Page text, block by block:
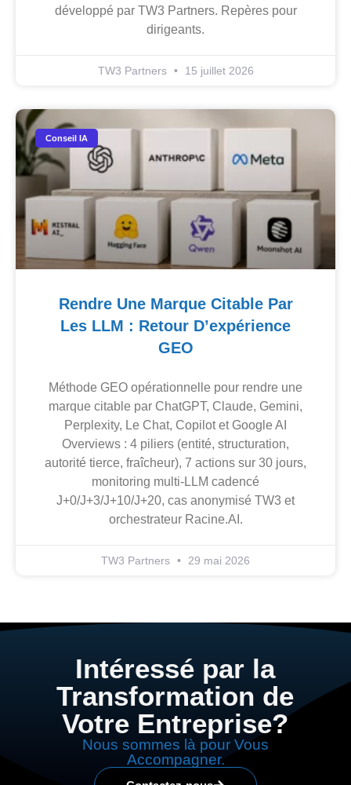
développé par TW3 Partners. Repères pour
dirigeants.
TW3 Partners 15 juillet 2026
Conseil IA
Rendre Une Marque Citable Par
Les LLM : Retour D’expérience
GEO
Méthode GEO opérationnelle pour rendre une
marque citable par ChatGPT, Claude, Gemini,
Perplexity, Le Chat, Copilot et Google AI
Overviews : 4 piliers (entité, structuration,
autorité tierce, fraîcheur), 7 actions sur 30 jours,
monitoring multi-LLM cadencé
J+0/J+3/J+10/J+20, cas anonymisé TW3 et
orchestrateur Racine.AI.
TW3 Partners 29 mai 2026
Intéressé par la
Transformation de
Votre Entreprise?
Nous sommes là pour Vous
Accompagner.